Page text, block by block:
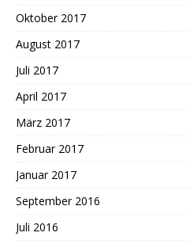
Oktober 2017
August 2017
Juli 2017
April 2017
März 2017
Februar 2017
Januar 2017
September 2016
Juli 2016